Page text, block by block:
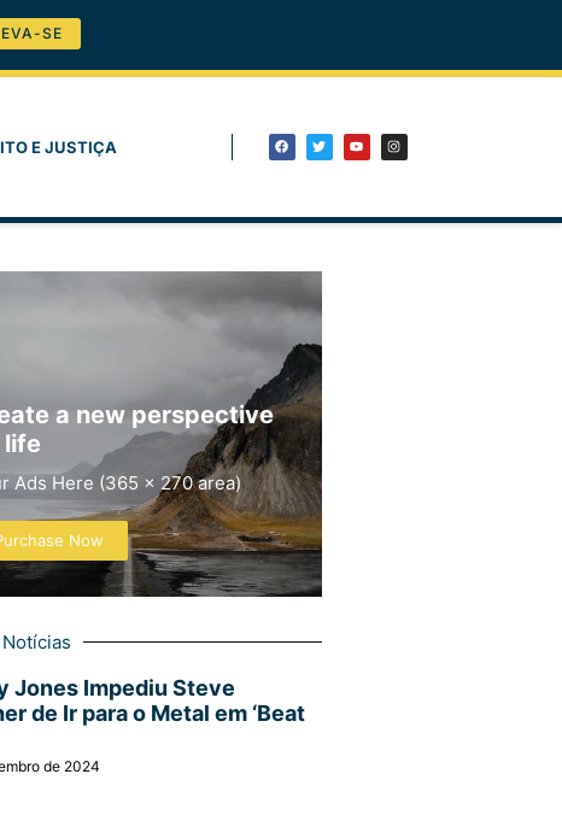
SE
E JUSTIÇA
a new perspective
life
Ads Here (365 x 270 area)
Now
Jones Impediu Steve
de Ir para o Metal em ‘Beat
de 2024